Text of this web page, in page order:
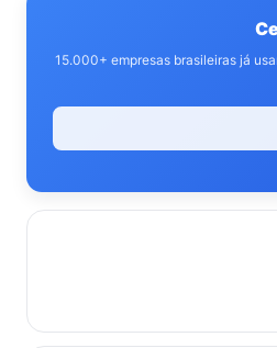
15.000+ empresas brasileiras já